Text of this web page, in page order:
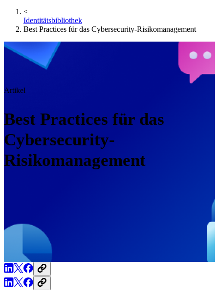
<
Identitätsbibliothek
Best Practices für das Cybersecurity-Risikomanagement
Artikel
Best Practices für das
Cybersecurity-
Risikomanagement